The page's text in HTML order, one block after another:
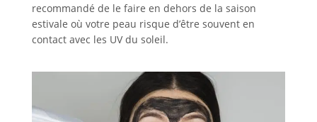
recommandé de le faire en dehors de la saison
estivale où votre peau risque d’être souvent en
contact avec les UV du soleil.